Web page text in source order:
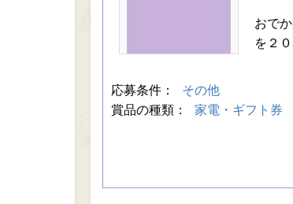
おで
を２
応募条件：
その他
賞品の種類：
家電・ギフト券